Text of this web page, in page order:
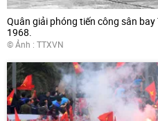
Quân giải phóng tiến công sân
1968.
© Ảnh : TTXVN